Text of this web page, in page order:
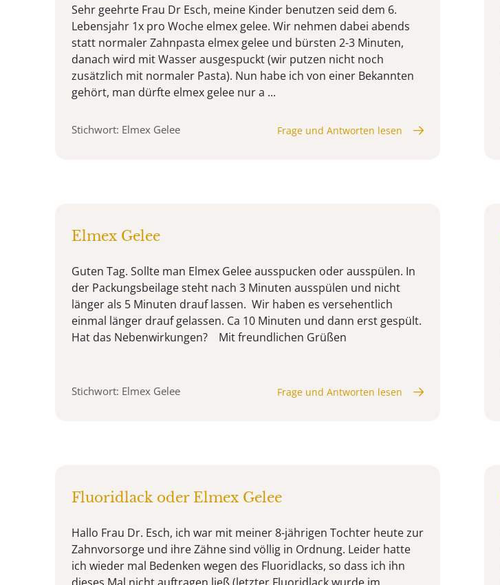
Sehr geehrte Frau Dr Esch, meine Kinder benutzen seid dem 6.
Lebensjahr 1x pro Woche elmex gelee. Wir nehmen dabei abends
statt normaler Zahnpasta elmex gelee und bürsten 2-3 Minuten,
danach wird mit Wasser ausgespuckt (wir putzen nicht noch
zusätzlich mit normaler Pasta). Nun habe ich von einer Bekannten
gehört, man dürfte elmex gelee nur a ...
Stichwort: Elmex Gelee Frage und Antworten lesen
Elmex Gelee
Guten Tag. Sollte man Elmex Gelee ausspucken oder ausspülen. In
der Packungsbeilage steht nach 3 Minuten ausspülen und nicht
länger als 5 Minuten drauf lassen. Wir haben es versehentlich
einmal länger drauf gelassen. Ca 10 Minuten und dann erst gespült.
Hat das Nebenwirkungen? Mit freundlichen Grüßen
Stichwort: Elmex Gelee Frage und Antworten lesen
Fluoridlack oder Elmex Gelee
Hallo Frau Dr. Esch, ich war mit meiner 8-jährigen Tochter heute zur
Zahnvorsorge und ihre Zähne sind völlig in Ordnung. Leider hatte
ich wieder mal Bedenken wegen des Fluoridlacks, so dass ich ihn